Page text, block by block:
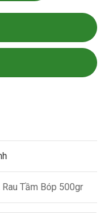
Tầm Bóp 500gr